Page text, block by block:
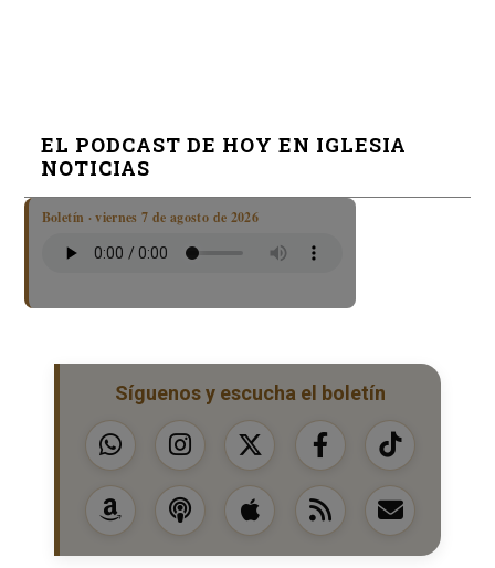
EL PODCAST DE HOY EN IGLESIA
NOTICIAS
Boletín · viernes 7 de agosto de 2026
Síguenos y escucha el boletín